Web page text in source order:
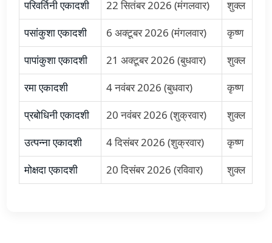
परिवर्तिनी एकादशी
22 सितंबर 2026 (मंगलवार)
शुक्ल
पसांकुशा एकादशी
6 अक्टूबर 2026 (मंगलवार)
कृष्ण
पापांकुशा एकादशी
21 अक्टूबर 2026 (बुधवार)
शुक्ल
रमा एकादशी
4 नवंबर 2026 (बुधवार)
कृष्ण
प्रबोधिनी एकादशी
20 नवंबर 2026 (शुक्रवार)
शुक्ल
उत्पन्ना एकादशी
4 दिसंबर 2026 (शुक्रवार)
कृष्ण
मोक्षदा एकादशी
20 दिसंबर 2026 (रविवार) शुक्ल